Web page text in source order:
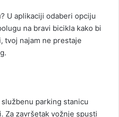
U aplikaciji odaberi opciju
na bravi bicikla kako bi
tvoj najam ne prestaje
parking stanicu
Za završetak vožnje spusti